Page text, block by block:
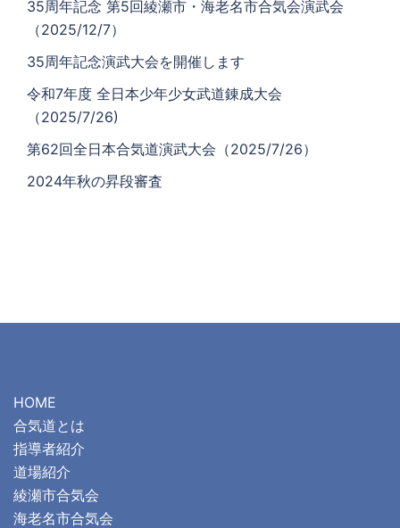
35周年記念 第5回綾瀬市・海老名市合気会演武会
（2025/12/7）
35周年記念演武大会を開催します
令和7年度 全日本少年少女武道錬成大会
（2025/7/26)
第62回全日本合気道演武大会（2025/7/26）
2024年秋の昇段審査
HOME
合気道とは
指導者紹介
道場紹介
綾瀬市合気会
海老名市合気会